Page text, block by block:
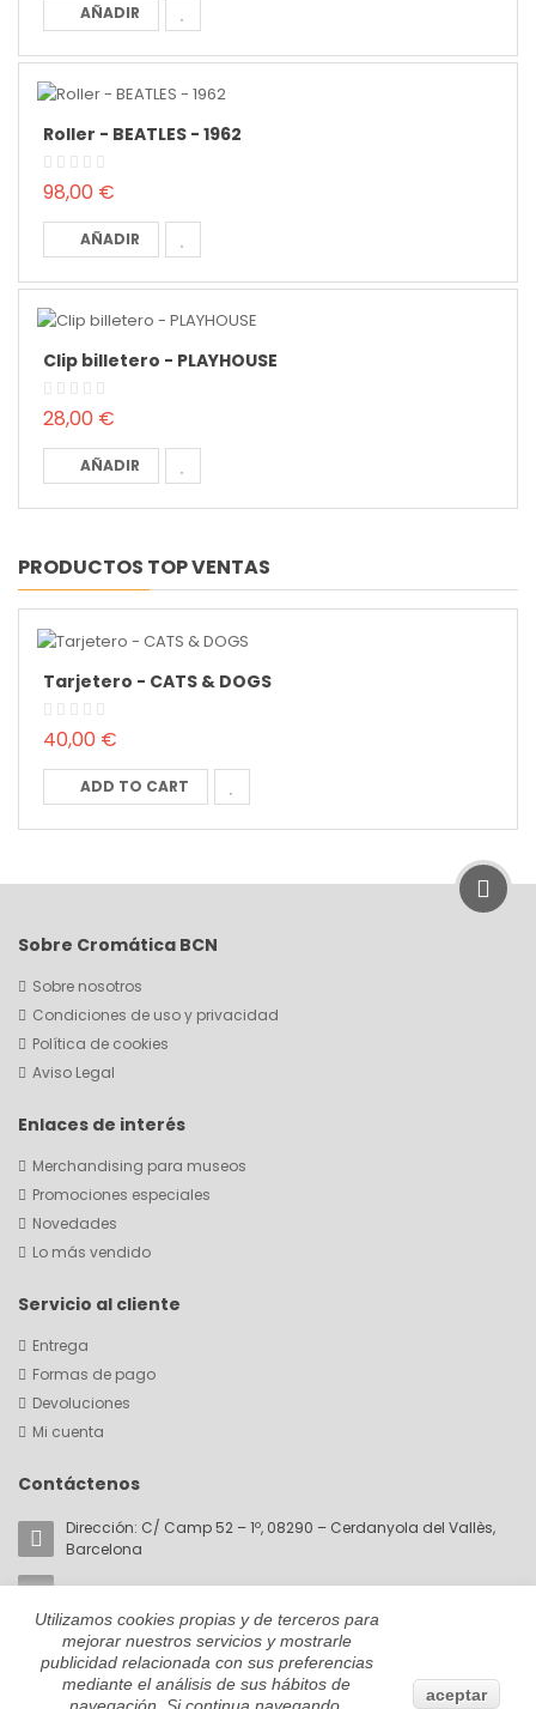
AÑADIR
Roller - BEATLES - 1962
98,00 €
AÑADIR
Clip billetero - PLAYHOUSE
28,00 €
AÑADIR
PRODUCTOS TOP VENTAS
Tarjetero - CATS & DOGS
40,00 €
ADD TO CART
Sobre Cromática BCN
Sobre nosotros
Condiciones de uso y privacidad
Política de cookies
Aviso Legal
Enlaces de interés
Merchandising para museos
Promociones especiales
Novedades
Lo más vendido
Servicio al cliente
Entrega
Formas de pago
Devoluciones
Mi cuenta
Contáctenos
Dirección: C/ Camp 52 – 1º, 08290 – Cerdanyola del Vallès,
Barcelona
Email:akorin@cromaticabcn.com
Teléfono: +34 657 81 28 59
Utilizamos cookies propias y de terceros para
mejorar nuestros servicios y mostrarle
publicidad relacionada con sus preferencias
mediante el análisis de sus hábitos de
aceptar